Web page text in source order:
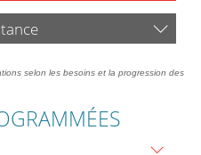
selon les besoins et la progression des